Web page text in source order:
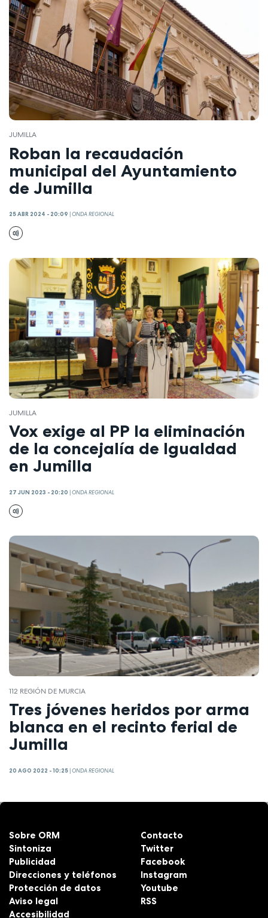
JUMILLA
Roban la recaudación
municipal del Ayuntamiento
de Jumilla
25 ABR 2024 - 20:09 |ONDA REGIONAL
JUMILLA
Vox exige al PP la eliminación
de la concejalía de Igualdad
en Jumilla
27 JUN 2023 - 20:20 |ONDA REGIONAL
112 REGIÓN DE MURCIA
Tres jóvenes heridos por arma
blanca en el recinto ferial de
Jumilla
20 AGO 2022 - 10:25 |ONDA REGIONAL
Sobre ORM
Sintoniza
Publicidad
Direcciones y teléfonos
Protección de datos
Aviso legal
Accesibilidad
Contacto
Twitter
Facebook
Instagram
Youtube
RSS